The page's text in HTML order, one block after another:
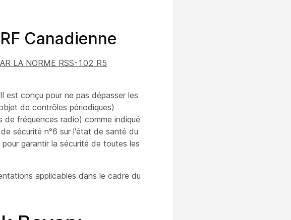
Canadienne
LA NORME RSS-102 R5
est conçu pour ne pas dépasser les
de contrôles périodiques)
fréquences radio) comme indiqué
sécurité n°6 sur l'état de santé du
garantir la sécurité de toutes les
applicables dans le cadre du